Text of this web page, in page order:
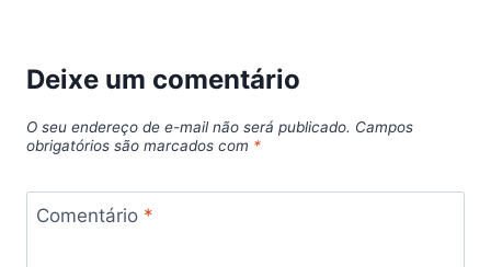
Deixe um comentário
O seu endereço de e-mail não será publicado. Campos
obrigatórios são marcados com *
Comentário *